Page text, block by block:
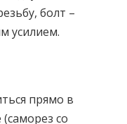
болт –
усилием.
прямо в
со